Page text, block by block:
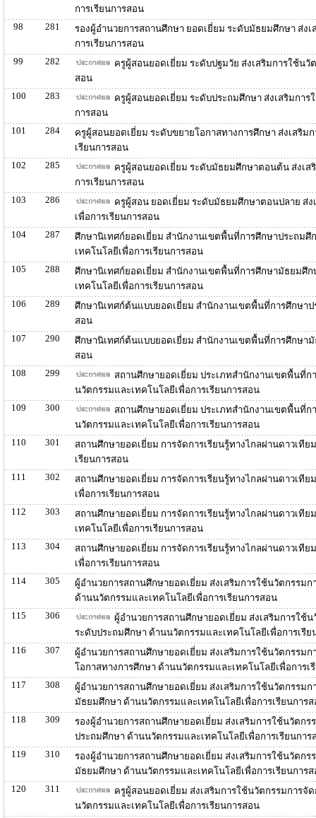
การเรียนการสอน
98
281
รองผู้อำนวยการสถานศึกษา ยอดเยี่ยม ระดับมัธยมศึกษา ส่ง
การเรียนการสอน
99
282
ครูผู้สอนยอดเยี่ยม ระดับปฐมวัย ส่งเสริมการใช้นวั
สอน
100
283
ครูผู้สอนยอดเยี่ยม ระดับประถมศึกษา ส่งเสริมกา
การสอน
101
284
ครูผู้สอนยอดเยี่ยม ระดับขยายโอกาสทางการศึกษา ส่งเสริ
เรียนการสอน
102
285
ครูผู้สอนยอดเยี่ยม ระดับมัธยมศึกษาตอนต้น ส่งเส
การเรียนการสอน
103
286
ครูผู้สอน ยอดเยี่ยม ระดับมัธยมศึกษาตอนปลาย ส่
เพื่อการเรียนการสอน
104
287
ศึกษานิเทศก์ยอดเยี่ยม สำนักงานเขตพื้นที่การศึกษาประถมศึ
เทคโนโลยีเพื่อการเรียนการสอน
105
288
ศึกษานิเทศก์ยอดเยี่ยม สำนักงานเขตพื้นที่การศึกษามัธยมศึ
เทคโนโลยีเพื่อการเรียนการสอน
106
289
ศึกษานิเทศก์ต้นแบบยอดเยี่ยม สำนักงานเขตพื้นที่การศึกษา
สอน
107
290
ศึกษานิเทศก์ต้นแบบยอดเยี่ยม สำนักงานเขตพื้นที่การศึกษา
สอน
108
299
สถานศึกษายอดเยี่ยม ประเภทสำนักงานเขตพื้นที่ก
นวัตกรรมและเทคโนโลยีเพื่อการเรียนการสอน
109
300
สถานศึกษายอดเยี่ยม ประเภทสำนักงานเขตพื้นที่ก
นวัตกรรมและเทคโนโลยีเพื่อการเรียนการสอน
110
301
สถานศึกษายอดเยี่ยม การจัดการเรียนรู้ทางไกลผ่านดาวเที
เรียนการสอน
111
302
สถานศึกษายอดเยี่ยม การจัดการเรียนรู้ทางไกลผ่านดาวเที
เพื่อการเรียนการสอน
112
303
สถานศึกษายอดเยี่ยม การจัดการเรียนรู้ทางไกลผ่านดาวเที
เทคโนโลยีเพื่อการเรียนการสอน
113
304
สถานศึกษายอดเยี่ยม การจัดการเรียนรู้ทางไกลผ่านดาวเที
เพื่อการเรียนการสอน
114
305
ผู้อำนวยการสถานศึกษายอดเยี่ยม ส่งเสริมการใช้นวัตกรรม
ด้านนวัตกรรมและเทคโนโลยีเพื่อการเรียนการสอน
115
306
ผู้อำนวยการสถานศึกษายอดเยี่ยม ส่งเสริมการใช้
ระดับประถมศึกษา ด้านนวัตกรรมและเทคโนโลยีเพื่อการเรีย
116
307
ผู้อำนวยการสถานศึกษายอดเยี่ยม ส่งเสริมการใช้นวัตกรรม
โอกาสทางการศึกษา ด้านนวัตกรรมและเทคโนโลยีเพื่อการเ
117
308
ผู้อำนวยการสถานศึกษายอดเยี่ยม ส่งเสริมการใช้นวัตกรรมก
มัธยมศึกษา ด้านนวัตกรรมและเทคโนโลยีเพื่อการเรียนการ
118
309
รองผู้อำนวยการสถานศึกษายอดเยี่ยม ส่งเสริมการใช้นวัตกร
ประถมศึกษา ด้านนวัตกรรมและเทคโนโลยีเพื่อการเรียนการ
119
310
รองผู้อำนวยการสถานศึกษายอดเยี่ยม ส่งเสริมการใช้นวัตกร
มัธยมศึกษา ด้านนวัตกรรมและเทคโนโลยีเพื่อการเรียนการ
120
311
ครูผู้สอนยอดเยี่ยม ส่งเสริมการใช้นวัตกรรมการจั
นวัตกรรมและเทคโนโลยีเพื่อการเรียนการสอน